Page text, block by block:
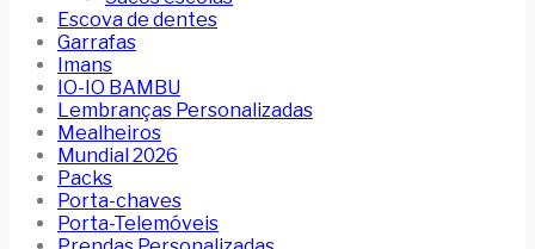
Escova de dentes
Garrafas
Imans
IO-IO BAMBU
Lembranças Personalizadas
Mealheiros
Mundial 2026
Packs
Porta-chaves
Porta-Telemóveis